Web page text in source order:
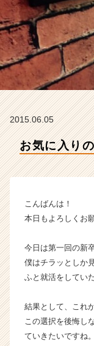
2015.06.05
お気に入り
こんばんは！
本日もよろしくお
今日は第一回の新
僕はチラッとしか
ふと就活をしてい
結果として、これ
この選択を後悔し
ていきたいですね。